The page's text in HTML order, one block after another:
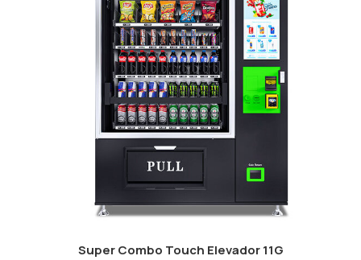
Super Combo Touch Elevador 11G